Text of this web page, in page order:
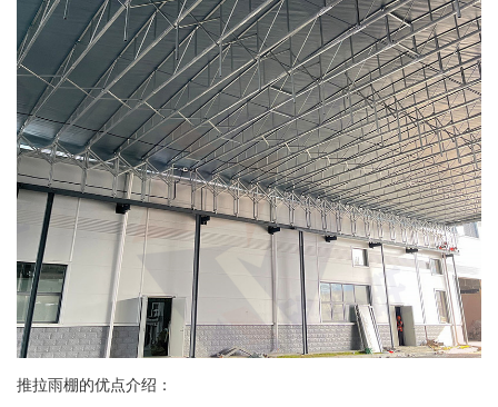
推拉雨棚的优点介绍：